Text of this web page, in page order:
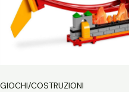
GIOCHI/COSTRUZIONI